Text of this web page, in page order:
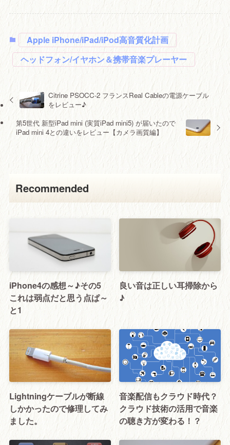
Apple iPhone/iPad/iPod高音質化計画
ヘッドフォン/イヤホン＆携帯音楽プレーヤー
Citrine PSOCC-2 フランスReal Cableの電源ケーブル
をレビュー♪
第5世代 新型iPad mini (実質iPad mini5) が届いたので
iPad mini 4との違いをレビュー【カメラ画質編】
Recommended
iPhone4の感想～♪その5
これは弱点だと思う点ぱ～
と1
良い音は正しい耳掃除から
♪
Lightningケーブルが断線
しかかったので修理してみ
ました。
音楽配信もクラウド時代？
クラウド技術の活用で音楽
の聴き方が変わる！？